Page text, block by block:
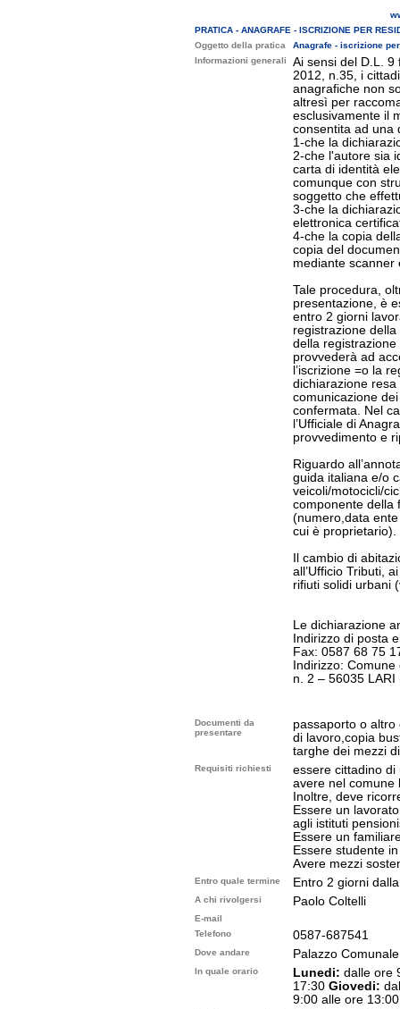
PRATICA - ANAGRAFE - ISCRIZIONE PER
Oggetto della pratica
Anagrafe - iscrizione
Informazioni generali
Ai sensi del D.L.
2012, n.35, i
anagrafiche non
altresì per
esclusivamente il
consentita ad una
1-che la
2-che l'autore sia
carta di identità
comunque con
soggetto che
3-che la
elettronica
4-che la copia
copia del
mediante scanner
Tale procedura,
presentazione, è
entro 2 giorni
registrazione della
della
provvederà ad
l’iscrizione =o la
dichiarazione
comunicazione
confermata. Nel
l’Ufficiale di
provvedimento e
Riguardo
guida italiana e/o
veicoli/motocicli/
componente della
(numero,data
cui è proprietario).
Il cambio di
all’Ufficio Tributi,
rifiuti solidi urbani
Le dichiarazione
Indirizzo di posta
Fax: 0587 68 75
Indirizzo:
n. 2 – 56035 LARI
Documenti da
presentare
passaporto o
di lavoro,copia
targhe dei mezzi
Requisiti richiesti
essere cittadino
avere nel comune
Inoltre, deve
Essere un
agli istituti
Essere un
Essere studente
Avere mezzi
Entro quale termine Entro 2 giorni
A chi rivolgersi Paolo Coltelli
E-mail
Telefono
0587-687541
Dove andare Palazzo
In quale orario Lunedi: dalle ore
17:30 Giovedi:
9:00 alle ore 13:00